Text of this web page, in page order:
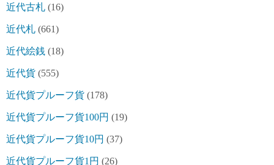
近代古札 (16)
近代札 (661)
近代絵銭 (18)
近代貨 (555)
近代貨プルーフ貨 (178)
近代貨プルーフ貨100円 (19)
近代貨プルーフ貨10円 (37)
近代貨プルーフ貨1円 (26)